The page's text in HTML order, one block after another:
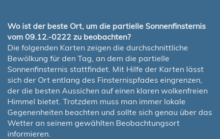
Wo ist der beste Ort, um die partielle Sonnenfinsternis
vom 09.12.-0222 zu beobachten?
Die folgenden Karten zeigen die durchschnittliche
Bewölkung für den Tag, an dem die partielle
Sonnenfinsternis stattfindet. Mit Hilfe der Karten lässt
sich der Ort entlang des Finsternispfades eingrenzen,
der die besten Aussichen auf einen klaren wolkenfreien
Himmel bietet. Trotzdem muss man immer lokale
Gegenenheiten beachten und sollte sich genau über das
Wetter an seinem gewählten Beobachtungsort
informieren.